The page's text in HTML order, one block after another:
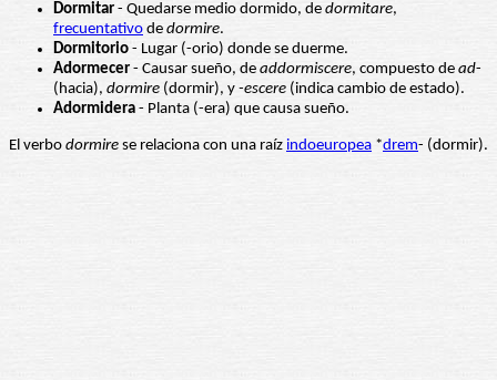
Dormitar - Quedarse medio dormido, de dormitare,
frecuentativo de dormire.
Dormitorio - Lugar (-orio) donde se duerme.
Adormecer - Causar sueño, de addormiscere, compuesto de ad-
(hacia), dormire (dormir), y -escere (indica cambio de estado).
Adormidera - Planta (-era) que causa sueño.
El verbo dormire se relaciona con una raíz indoeuropea *drem- (dormir).